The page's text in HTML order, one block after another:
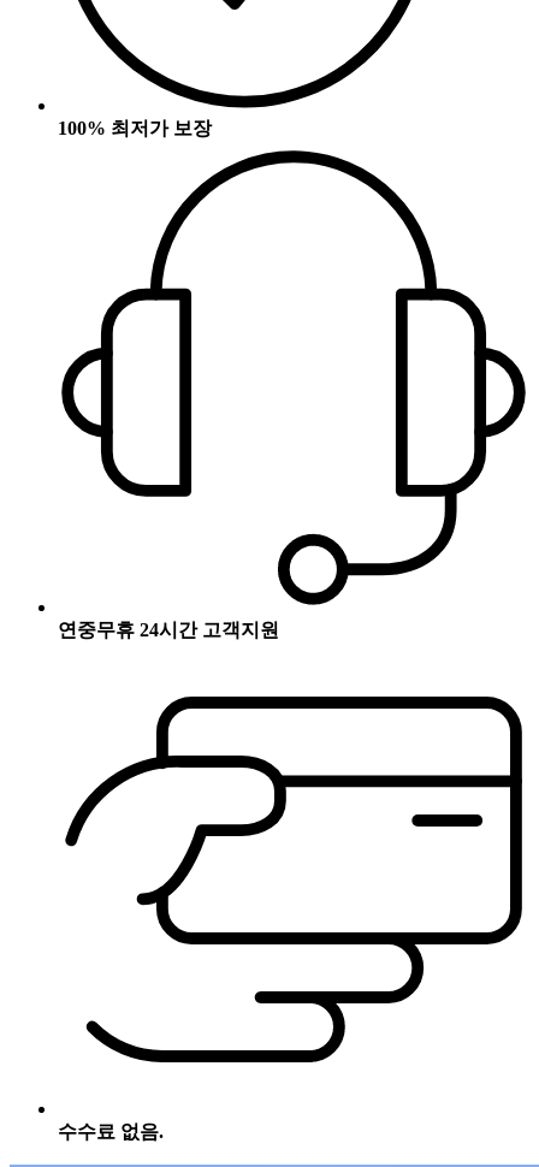
100% 최저가 보장
연중무휴 24시간 고객지원
수수료 없음.